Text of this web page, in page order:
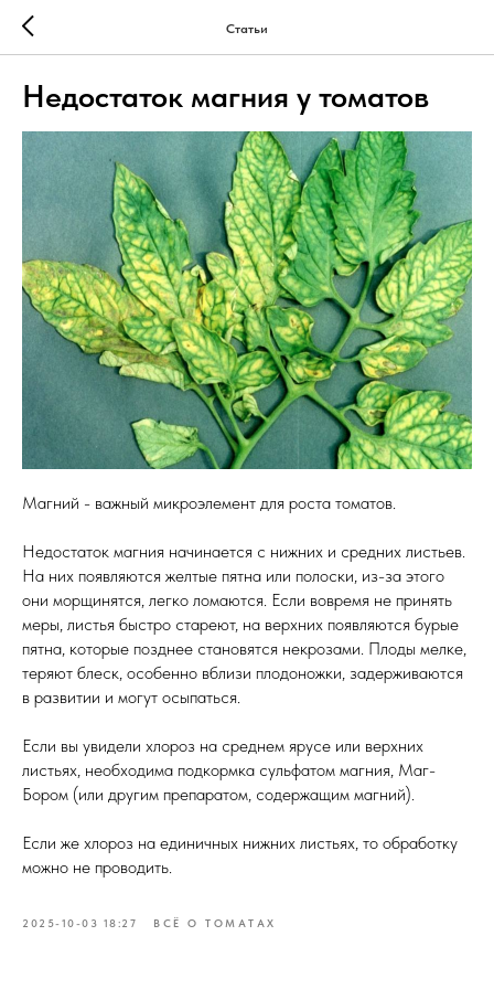
Статьи
Недостаток магния у томатов
Магний - важный микроэлемент для роста томатов.
Недостаток магния начинается с нижних и средних листьев.
На них появляются желтые пятна или полоски, из-за этого
они морщинятся, легко ломаются. Если вовремя не принять
меры, листья быстро стареют, на верхних появляются бурые
пятна, которые позднее становятся некрозами. Плоды мелке,
теряют блеск, особенно вблизи плодоножки, задерживаются
в развитии и могут осыпаться.
Если вы увидели хлороз на среднем ярусе или верхних
листьях, необходима подкормка сульфатом магния, Маг-
Бором (или другим препаратом, содержащим магний).
Если же хлороз на единичных нижних листьях, то обработку
можно не проводить.
2025-10-03 18:27 ВСЁ О ТОМАТАХ